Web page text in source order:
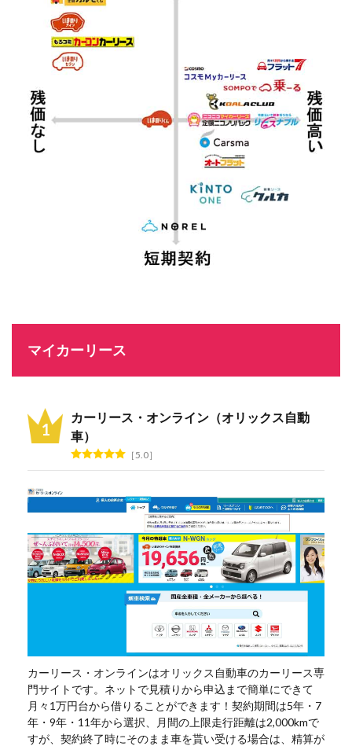
マイカーリース
カーリース・オンライン（オリックス自動
車）
5.0
カーリース・オンラインはオリックス自動車のカーリース専
門サイトです。ネットで見積りから申込まで簡単にできて
月々1万円台から借りることができます！契約期間は5年・7
年・9年・11年から選択、月間の上限走行距離は2,000kmで
すが、契約終了時にそのまま車を貰い受ける場合は、精算が